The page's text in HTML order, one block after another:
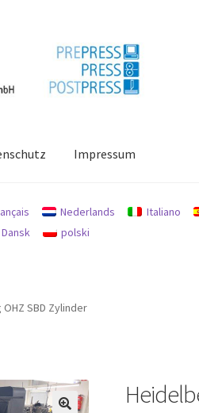
Impressum
Nederlands Italiano
Dansk polski
SBD Zylinder